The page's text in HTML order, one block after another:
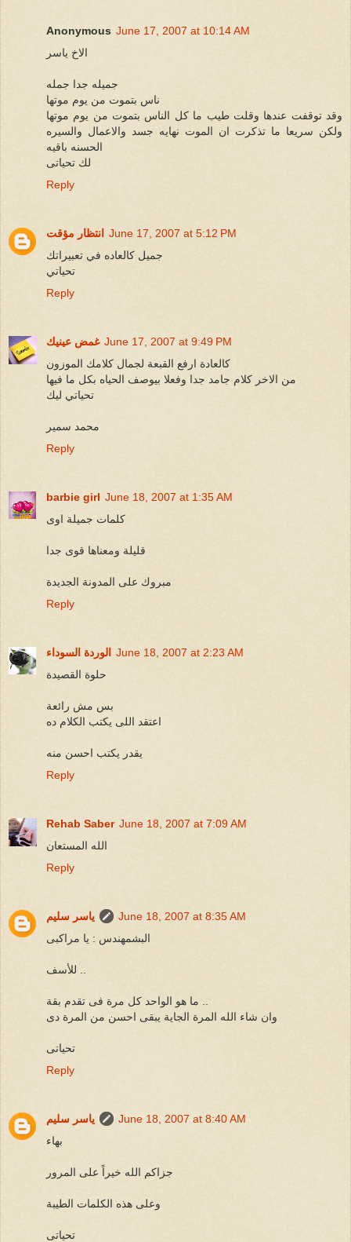
Anonymous June 17, 2007 at 10:14 AM
الاخ ياسر
جميله جدا جمله
ناس بتموت من يوم موتها
وقد توقفت عندها وقلت طيب ما كل الناس بتموت من يوم موتها
ولكن سريعا ما تذكرت ان الموت نهايه جسد والاعمال والسيره
الحسنه باقيه
لك تحياتى
Reply
انتظار مؤقت
June 17, 2007 at 5:12 PM
جميل كالعاده في تعبيراتك
تحياتي
Reply
غمض عينيك June 17, 2007 at 9:49 PM
كالعادة ارفع القبعة لجمال كلامك الموزون
من الاخر كلام جامد جدا وفعلا بيوصف الحياه بكل ما فيها
تحياتي ليك
محمد سمير
Reply
barbie girl June 18, 2007 at 1:35 AM
كلمات جميلة اوى
قليلة ومعناها قوى جدا
مبروك على المدونة الجديدة
Reply
الوردة السوداء
June 18, 2007 at 2:23 AM
حلوة القصيدة
بس مش رائعة
اعتقد اللى يكتب الكلام ده
يقدر يكتب احسن منه
Reply
Rehab Saber June 18, 2007 at 7:09 AM
الله المستعان
Reply
ياسر سليم
June 18, 2007 at 8:35 AM
البشمهندس : يا مراكبى
وان شاء الله المرة الجاية يبقى احسن من المرة دى
تحياتى
Reply
ياسر سليم
June 18, 2007 at 8:40 AM
بهاء
جزاكم الله خيراً على المرور
وعلى هذه الكلمات الطيبة
تحياتى